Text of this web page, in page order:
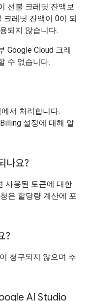
선불 크레딧 잔액보
크레딧 잔액이 0이 되
되지 않습니다.
Google Cloud 크레
수 없습니다.
서 처리합니다.
설정에 대해 알
나요?
사용된 토큰에 대한
은 할당량 계산에 포
?
청구되지 않으며 추
AI Studio